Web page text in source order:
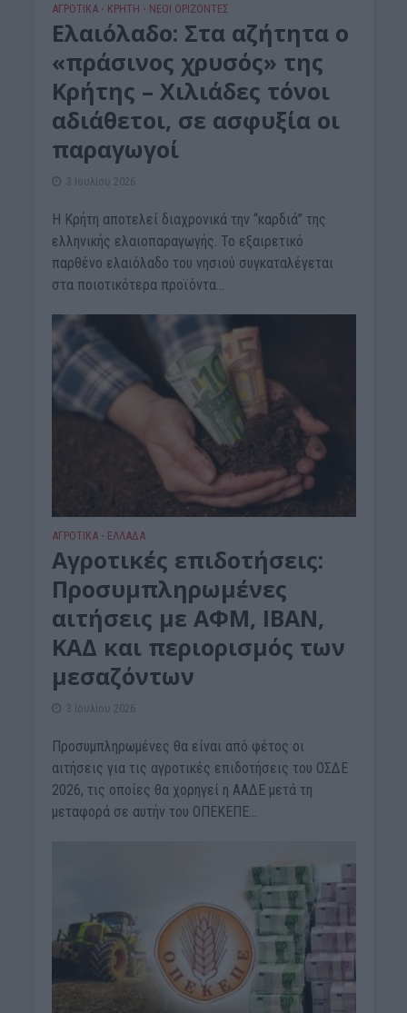
ΑΓΡΟΤΙΚΑ • ΚΡΗΤΗ • ΝΕΟΙ ΟΡΙΖΟΝΤΕΣ
Ελαιόλαδο: Στα αζήτητα ο
«πράσινος χρυσός» της
Κρήτης – Χιλιάδες τόνοι
αδιάθετοι, σε ασφυξία οι
παραγωγοί
3 Ιουλίου 2026
Η Κρήτη αποτελεί διαχρονικά την “καρδιά” της
ελληνικής ελαιοπαραγωγής. Το εξαιρετικό
παρθένο ελαιόλαδο του νησιού συγκαταλέγεται
στα ποιοτικότερα προϊόντα...
ΑΓΡΟΤΙΚΑ • ΕΛΛΑΔΑ
Αγροτικές επιδοτήσεις:
Προσυμπληρωμένες
αιτήσεις με ΑΦΜ, ΙΒΑΝ,
ΚΑΔ και περιορισμός των
μεσαζόντων
3 Ιουλίου 2026
Προσυμπληρωμένες θα είναι από φέτος οι
αιτήσεις για τις αγροτικές επιδοτήσεις του ΟΣΔΕ
2026, τις οποίες θα χορηγεί η ΑΑΔΕ μετά τη
μεταφορά σε αυτήν του ΟΠΕΚΕΠΕ...